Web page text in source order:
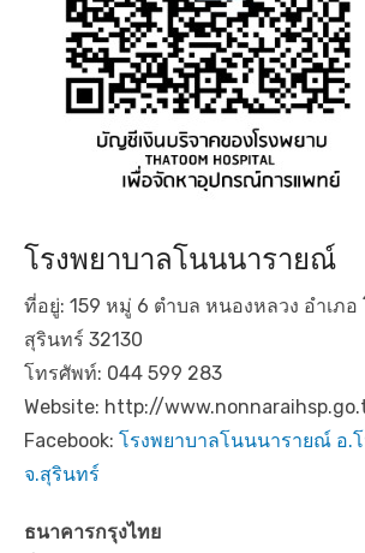
โรงพยาบาลโนนนารายณ์
ที่อยู่: 159 หมู่ 6 ตำบล หนองหลวง อำเภ
สุรินทร์ 32130
โทรศัพท์: 044 599 283
Website: http://
Facebook: โรงพยาบาลโนนนารายณ์ อ.
จ.สุรินทร์
ธนาคารกรุงไทย